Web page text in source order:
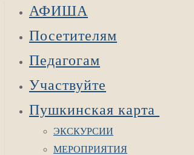
АФИША
Посетителям
Педагогам
Участвуйте
Пушкинская карта
ЭКСКУРСИИ
МЕРОПРИЯТИЯ